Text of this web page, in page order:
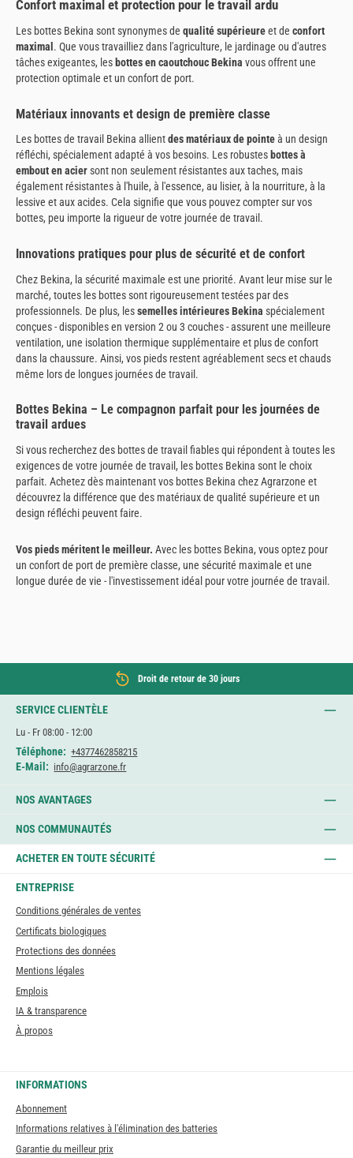
Confort maximal et protection pour le travail ardu
Les bottes Bekina sont synonymes de qualité supérieureet de confort
maximal . Que vous travailliez dans l'agriculture, le jardinage ou d'autres
tâches exigeantes, les bottes en caoutchouc Bekina vous offrent une
protection optimale et un confort de port.
Matériaux innovants et design de première classe
Les bottes de travail Bekina allientdes matériaux de pointeà un design
réfléchi, spécialement adapté à vos besoins. Les robustes bottes à
embout en aciersont non seulement résistantes aux taches, mais
également résistantes à l'huile, à l'essence, au lisier, à la nourriture, à la
lessive et aux acides. Cela signifie que vous pouvez compter sur vos
bottes, peu importe la rigueur de votre journée de travail.
Innovations pratiques pour plus de sécurité et de confort
Chez Bekina, la sécurité maximale est une priorité. Avant leur mise sur le
marché, toutes les bottes sont rigoureusement testées par des
professionnels. De plus, lessemelles intérieures Bekina spécialement
conçues - disponibles en version 2 ou 3 couches - assurent une meilleure
ventilation, une isolation thermique supplémentaire et plus de confort
dans la chaussure. Ainsi, vos pieds restent agréablement secs et chauds
même lors de longues journées de travail.
Bottes Bekina – Le compagnon parfait pour les journées de
travail ardues
Si vous recherchez des bottes de travail fiables qui répondent à toutes les
exigences de votre journée de travail, les bottes Bekina sont le choix
parfait. Achetez dès maintenant vos bottes Bekina chez Agrarzone et
découvrez la différence que des matériaux de qualité supérieure et un
design réfléchi peuvent faire.
Vos pieds méritent le meilleur. Avec les bottes Bekina, vous optez pour
un confort de port de première classe, une sécurité maximale et une
longue durée de vie - l'investissement idéal pour votre journée de travail.
Droit de retour de 30 jours
SERVICE CLIENTÈLE
Lu - Fr 08:00 - 12:00
Téléphone: +4377462858215
E-Mail: info@agrarzone.fr
NOS AVANTAGES
NOS COMMUNAUTÉS
ACHETER EN TOUTE SÉCURITÉ
ENTREPRISE
Conditions générales de ventes
Certificats biologiques
Protections des données
Mentions légales
Emplois
IA & transparence
À propos
INFORMATIONS
Abonnement
Informations relatives à l'élimination des batteries
Garantie du meilleur prix